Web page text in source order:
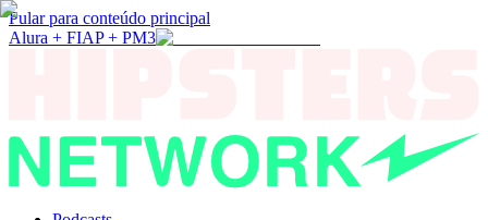
Pular para conteúdo principal
Alura + FIAP + PM3